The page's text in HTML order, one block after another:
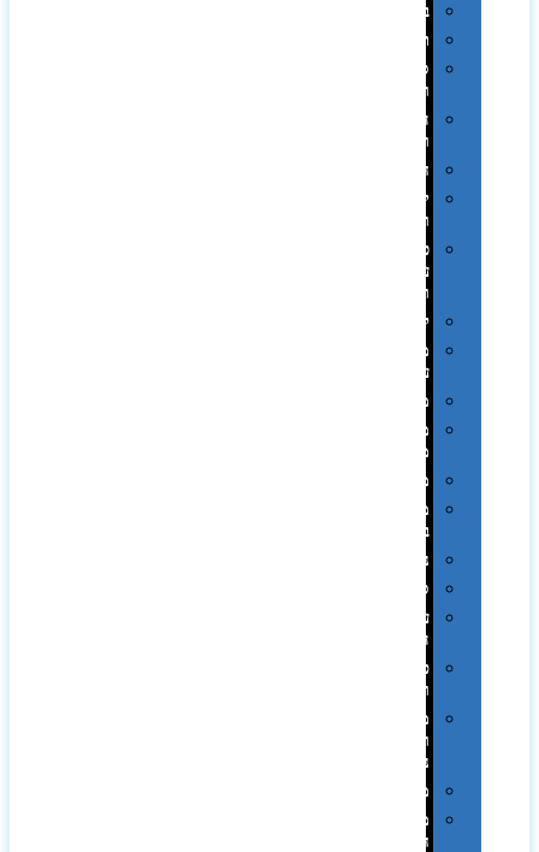
בקבוקים
תרמי
ספלים
וכוסות
הוקרה
ואומנות
חגים
יין
ומארזים
כלי
עבודה
ופנסים
למטבח
מוצרי
עור
מחברות
מחזיקי
מפתחות
משחקים
מתנה
בפחית
נסיעות
ספורט
על
השולחן…
פינוק
וספא
מזוודות
ותיקי
נסיעות
מטריות
מוצרי
חוף